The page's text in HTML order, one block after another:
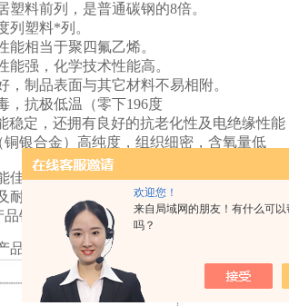
欢迎您！
来自局域网的朋友！有什么可以
吗？
料前列，是普通碳钢的8倍。
塑料*列。
相当于聚四氟乙烯。
强，化学技术性能高。
制品表面与其它材料不易相附。
，抗极低温（零下196度
稳定，还拥有良好的抗老化性及电绝缘性
铜银合金）高纯度，组织细密，含氧量低
佳，具有良好的热电道性。
候性。
铜件表面均做防氧化处理
可以根据客户要求或图纸进行定制！